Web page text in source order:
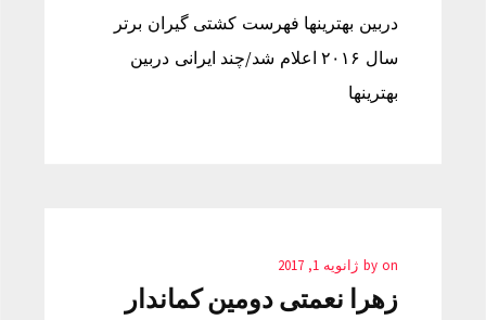
دربین بهترینها فهرست کشتی گیران برتر
سال ۲۰۱۶ اعلام شد/چند ایرانی دربین
بهترینها
by on ژانویه 1, 2017
زهرا نعمتی دومین کماندار